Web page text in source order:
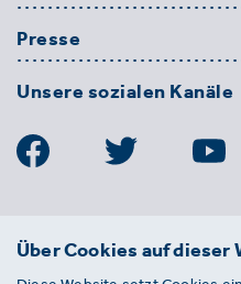
Presse
Unsere sozialen Kanäle
BDE
Über Cookies auf dieser